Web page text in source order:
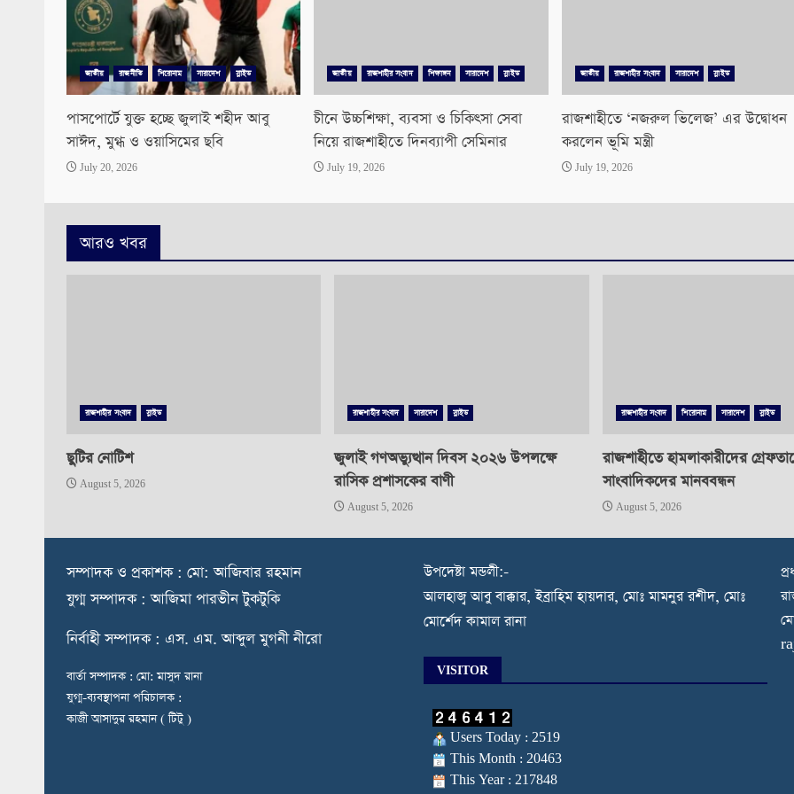
জাতীয় রাজনীতি শিরোনাম সারাদেশ স্লাইড
পাসপোর্টে যুক্ত হচ্ছে জুলাই শহীদ আবু
সাঈদ, মুগ্ধ ও ওয়াসিমের ছবি
July 20, 2026
জাতীয় রাজশাহীর সংবাদ শিক্ষাঙ্গন সারাদেশ স্লাইড
চীনে উচ্চশিক্ষা, ব্যবসা ও চিকিৎসা সেবা
নিয়ে রাজশাহীতে দিনব্যাপী সেমিনার
July 19, 2026
জাতীয় রাজশাহীর সংবাদ সারাদেশ স্লাইড
রাজশাহীতে ‘নজরুল ভিলেজ’ এর উদ্বোধন
করলেন ভূমি মন্ত্রী
July 19, 2026
আরও খবর
রাজশাহীর সংবাদ স্লাইড
ছুটির নোটিশ
August 5, 2026
রাজশাহীর সংবাদ সারাদেশ স্লাইড
জুলাই গণঅভ্যুত্থান দিবস ২০২৬ উপলক্ষে
রাসিক প্রশাসকের বাণী
August 5, 2026
রাজশাহীর সংবাদ শিরোনাম সারাদেশ স্লাইড
রাজশাহীতে হামলাকারীদের
সাংবাদিকদের মানববন্ধন
August 5, 2026
সম্পাদক ও প্রকাশক : মো: আজিবার রহমান
যুগ্ম সম্পাদক : আজিমা পারভীন টুকটুকি
নির্বাহী সম্পাদক : এস. এম. আব্দুল মুগনী নীরো
বার্তা সম্পাদক : মো: মাসুদ রানা
যুগ্ম-ব্যবস্থাপনা পরিচালক :
কাজী আসাদুর রহমান ( টিটু )
উপদেষ্টা মন্ডলী:-
আলহাজ্ব আবু বাক্কার, ইব্রাহিম হায়দার, মোঃ মামনুর রশীদ, মোঃ
মোর্শেদ কামাল রানা
VISITOR
Users Today : 2519
This Month : 20463
This Year : 217848